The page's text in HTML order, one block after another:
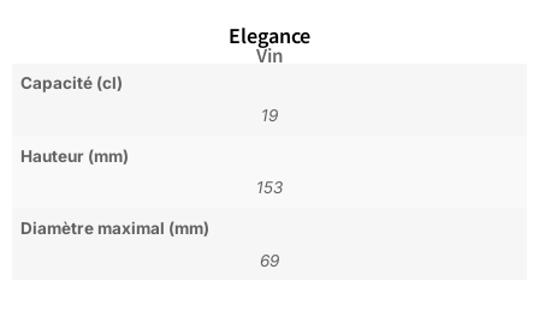
Elegance
Vin
Capacité (cl)
19
Hauteur (mm)
153
Diamètre maximal (mm)
69